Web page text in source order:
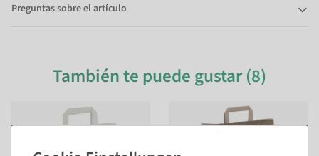
Preguntas sobre el artículo
También te puede gustar (8)